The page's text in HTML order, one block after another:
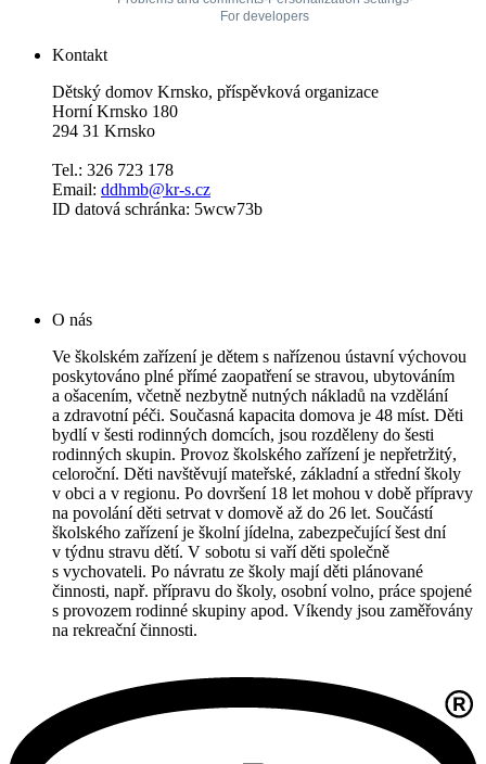
Kontakt
Dětský domov Krnsko, příspěvková organizace
Horní Krnsko 180
294 31 Krnsko
Tel.: 326 723 178
Email: ddhmb@kr-s.cz
ID datová schránka: 5wcw73b
O nás
Ve školském zařízení je dětem s nařízenou ústavní výchovou
poskytováno plné přímé zaopatření se stravou, ubytováním
a ošacením, včetně nezbytně nutných nákladů na vzdělání
a zdravotní péči. Současná kapacita domova je 48 míst. Děti
bydlí v šesti rodinných domcích, jsou rozděleny do šesti
rodinných skupin. Provoz školského zařízení je nepřetržitý,
celoroční. Děti navštěvují mateřské, základní a střední školy
v obci a v regionu. Po dovršení 18 let mohou v době přípravy
na povolání děti setrvat v domově až do 26 let. Součástí
školského zařízení je školní jídelna, zabezpečující šest dní
v týdnu stravu dětí. V sobotu si vaří děti společně
s vychovateli. Po návratu ze školy mají děti plánované
činnosti, např. přípravu do školy, osobní volno, práce spojené
s provozem rodinné skupiny apod. Víkendy jsou zaměřovány
na rekreační činnosti.